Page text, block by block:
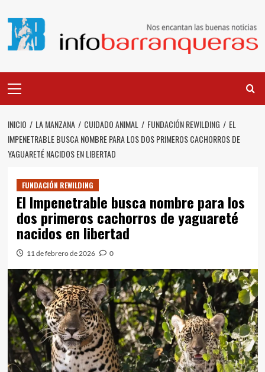
contenido
principal
INICIO LA MANZANA CUIDADO ANIMAL FUNDACIÓN REWILDING
EL
IMPENETRABLE BUSCA NOMBRE PARA LOS DOS PRIMEROS CACHORROS DE
YAGUARETÉ NACIDOS EN LIBERTAD
FUNDACIÓN REWILDING
El Impenetrable busca nombre para los
dos primeros cachorros de yaguareté
nacidos en libertad
11 de febrero de 2026 0